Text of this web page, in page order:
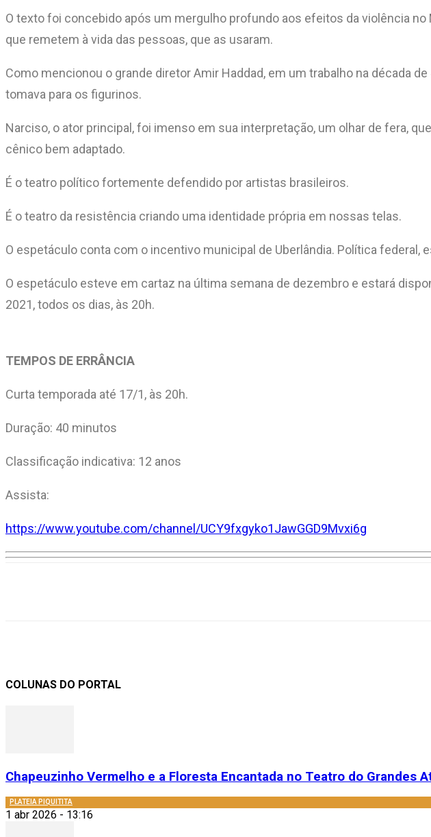
O texto foi concebido após um mergulho profundo aos efeitos da violência
que remetem à vida das pessoas, que as usaram.
Como mencionou o grande diretor Amir Haddad, em um trabalho na década
tomava para os figurinos.
Narciso, o ator principal, foi imenso em sua interpretação, um olhar de fera,
cênico bem adaptado.
É o teatro político fortemente defendido por artistas brasileiros.
É o teatro da resistência criando uma identidade própria em nossas telas.
O espetáculo conta com o incentivo municipal de Uberlândia. Política
O espetáculo esteve em cartaz na última semana de dezembro e estará
2021, todos os dias, às 20h.
TEMPOS DE ERRÂNCIA
Curta temporada até 17/1, às 20h.
Duração: 40 minutos
Classificação indicativa: 12 anos
Assista:
https://www.youtube.com/channel/UCY9fxgyko1JawGGD9Mvxi6g
COLUNAS DO PORTAL
Chapeuzinho Vermelho e a Floresta Encantada no Teatro do Grandes
PLATEIA PIQUITITA
1 abr 2026 - 13:16